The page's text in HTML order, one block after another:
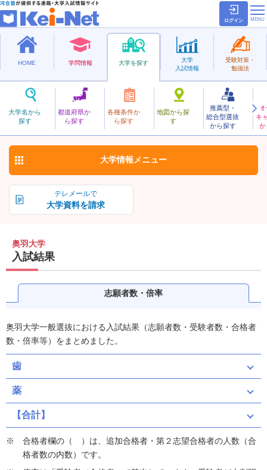
ログイン
HOME 学問情報 大学を探す
大学名から
探す
都道府県か
ら探す
各種条件か
ら探す
地図から探
す
推薦型・
総合型選抜
から探す
キ
か
大学
入試情報
受験対策・
勉強法
私立
おうう
奥羽大学 お気に入り
テレメールで
大学資料を請求
大学情報 メニュー
奥羽大学
入試結果
志願者数・倍率
奥羽大学一般選抜における入試結果（志願者数・受験者数・合格者
数・倍率等）をまとめました。
歯
薬
【合計】
合格者欄の（ ）は、追加合格者・第２志望合格者の人数（合
格者数の内数）です。